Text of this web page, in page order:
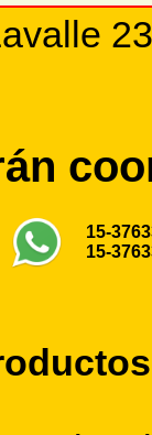
15-
15-